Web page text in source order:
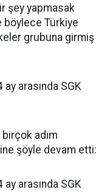
şey yapmasak
böylece Türkiye
grubuna girmiş
ay arasında SGK
birçok adım
şöyle devam etti:
ay arasında SGK